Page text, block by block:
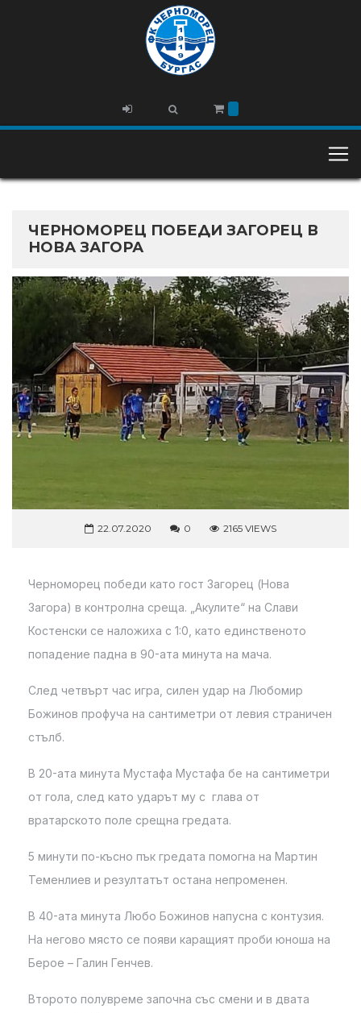
ЧЕРНОМОРЕЦ ПОБЕДИ ЗАГОРЕЦ В
НОВА ЗАГОРА
22.07.2020 0 2165 VIEWS
Черноморец победи като гост Загорец (Нова
Загора) в контролна среща. „Акулите“ на Слави
Костенски се наложиха с 1:0, като единственото
попадение падна в 90-ата минута на мача.
След четвърт час игра, силен удар на Любомир
Божинов профуча на сантиметри от левия страничен
стълб.
В 20-ата минута Мустафа Мустафа бе на сантиметри
от гола, след като ударът му с глава от
вратарското поле срещна гредата.
5 минути по-късно пък гредата помогна на Мартин
Теменлиев и резултатът остана непроменен.
В 40-ата минута Любо Божинов напусна с контузия.
На негово място се появи каращият проби юноша на
Берое – Галин Генчев.
Второто полувреме започна със смени и в двата